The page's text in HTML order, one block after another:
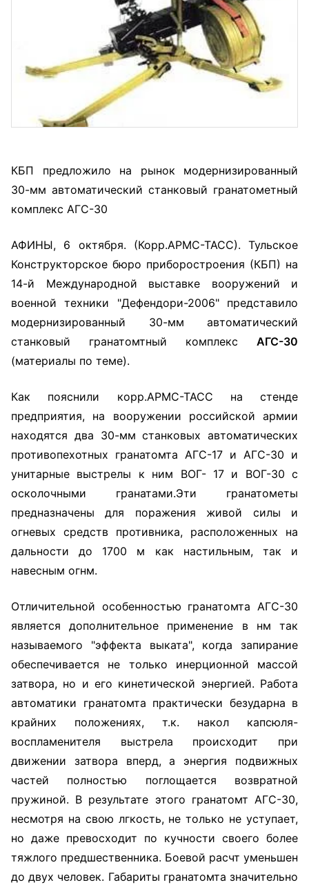
КБП предложило на рынок модернизированный
30-мм автоматический станковый гранатометный
комплекс АГС-30
АФИНЫ, 6 октября. (Корр.АРМС-ТАСС). Тульское
Конструкторское бюро приборостроения (КБП) на
14-й Международной выставке вооружений и
военной техники "Дефендори-2006" представило
модернизированный 30-мм автоматический
станковый гранатомтный комплекс АГС-30
(материалы по теме).
Как пояснили корр.АРМС-ТАСС на стенде
предприятия, на вооружении российской армии
находятся два 30-мм станковых автоматических
противопехотных гранатомта АГС-17 и АГС-30 и
унитарные выстрелы к ним ВОГ- 17 и ВОГ-30 с
осколочными гранатами.Эти гранатометы
предназначены для поражения живой силы и
огневых средств противника, расположенных на
дальности до 1700 м как настильным, так и
навесным огнм.
Отличительной особенностью гранатомта АГС-30
является дополнительное применение в нм так
называемого "эффекта выката", когда запирание
обеспечивается не только инерционной массой
затвора, но и его кинетической энергией. Работа
автоматики гранатомта практически безударна в
крайних положениях, т.к. накол капсюля-
воспламенителя выстрела происходит при
движении затвора вперд, а энергия подвижных
частей полностью поглощается возвратной
пружиной. В результате этого гранатомт АГС-30,
несмотря на свою лгкость, не только не уступает,
но даже превосходит по кучности своего более
тяжлого предшественника. Боевой расчт уменьшен
до двух человек. Габариты гранатомта значительно